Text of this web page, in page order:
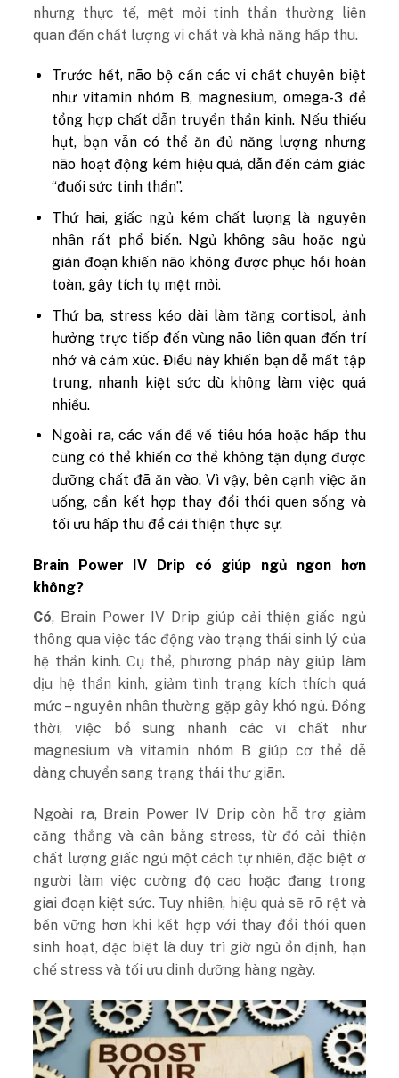
nhưng thực tế, mệt mỏi tinh thần thường liên
quan đến chất lượng vi chất và khả năng hấp thu.
Trước hết, não bộ cần các vi chất chuyên biệt
như vitamin nhóm B, magnesium, omega-3 để
tổng hợp chất dẫn truyền thần kinh. Nếu thiếu
hụt, bạn vẫn có thể ăn đủ năng lượng nhưng
não hoạt động kém hiệu quả, dẫn đến cảm giác
“đuối sức tinh thần”.
Thứ hai, giấc ngủ kém chất lượng là nguyên
nhân rất phổ biến. Ngủ không sâu hoặc ngủ
gián đoạn khiến não không được phục hồi hoàn
toàn, gây tích tụ mệt mỏi.
Thứ ba, stress kéo dài làm tăng cortisol, ảnh
hưởng trực tiếp đến vùng não liên quan đến trí
nhớ và cảm xúc. Điều này khiến bạn dễ mất tập
trung, nhanh kiệt sức dù không làm việc quá
nhiều.
Ngoài ra, các vấn đề về tiêu hóa hoặc hấp thu
cũng có thể khiến cơ thể không tận dụng được
dưỡng chất đã ăn vào. Vì vậy, bên cạnh việc ăn
uống, cần kết hợp thay đổi thói quen sống và
tối ưu hấp thu để cải thiện thực sự.
Brain Power IV Drip có giúp ngủ ngon hơn
không?
Có, Brain Power IV Drip giúp cải thiện giấc ngủ
thông qua việc tác động vào trạng thái sinh lý của
hệ thần kinh. Cụ thể, phương pháp này giúp làm
dịu hệ thần kinh, giảm tình trạng kích thích quá
mức – nguyên nhân thường gặp gây khó ngủ. Đồng
thời, việc bổ sung nhanh các vi chất như
magnesium và vitamin nhóm B giúp cơ thể dễ
dàng chuyển sang trạng thái thư giãn.
Ngoài ra, Brain Power IV Drip còn hỗ trợ giảm
căng thẳng và cân bằng stress, từ đó cải thiện
chất lượng giấc ngủ một cách tự nhiên, đặc biệt ở
người làm việc cường độ cao hoặc đang trong
giai đoạn kiệt sức. Tuy nhiên, hiệu quả sẽ rõ rệt và
bền vững hơn khi kết hợp với thay đổi thói quen
sinh hoạt, đặc biệt là duy trì giờ ngủ ổn định, hạn
chế stress và tối ưu dinh dưỡng hàng ngày.